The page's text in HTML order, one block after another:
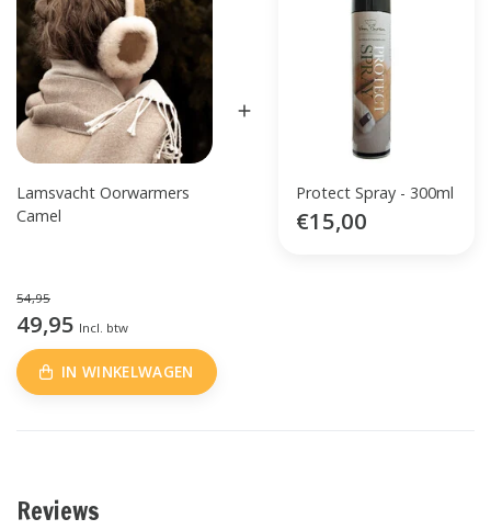
Lamsvacht Oorwarmers
Camel
Protect Spray - 300ml
€15,00
54,95
49,95 Incl. btw
IN WINKELWAGEN
Reviews